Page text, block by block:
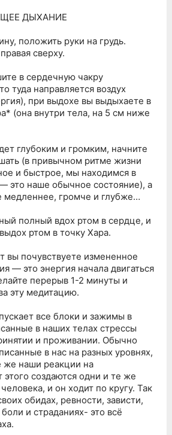
ДЫХАНИЕ
положить руки на грудь.
сверху.
в сердечную чакру
туда направляется воздух
при выдохе вы выдыхаете в
(она внутри тела, на 5 см ниже
глубоким и громким, начните
(в привычном ритме жизни
и быстрое, мы находимся в
это наше обычное состояние), а
медленнее, громче и глубже…
полный вдох ртом в сердце, и
ртом в точку Хара.
вы почувствуете измененное
— это энергия начала двигаться
перерыв 1-2 минуты и
эту медитацию.
все блоки и зажимы в
в наших телах стрессы
и проживании. Обычно
в нас на разных уровнях,
же наши реакции на
создаются одни и те же
и он ходит по кругу. Так
обидах, ревности, зависти,
и страданиях- это всё